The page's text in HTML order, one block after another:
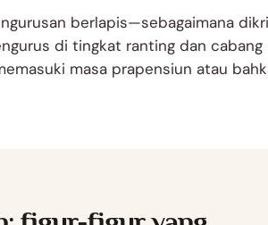
berlapis—sebagaimana
di tingkat ranting dan cabang
masa prapensiun atau